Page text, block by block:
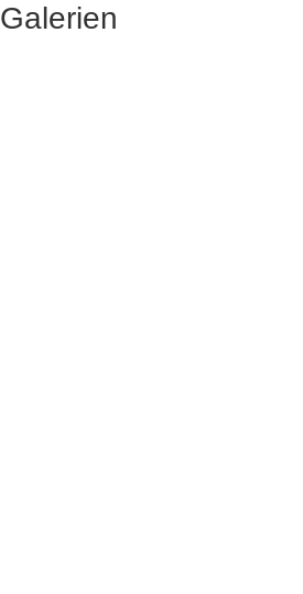
Galerien